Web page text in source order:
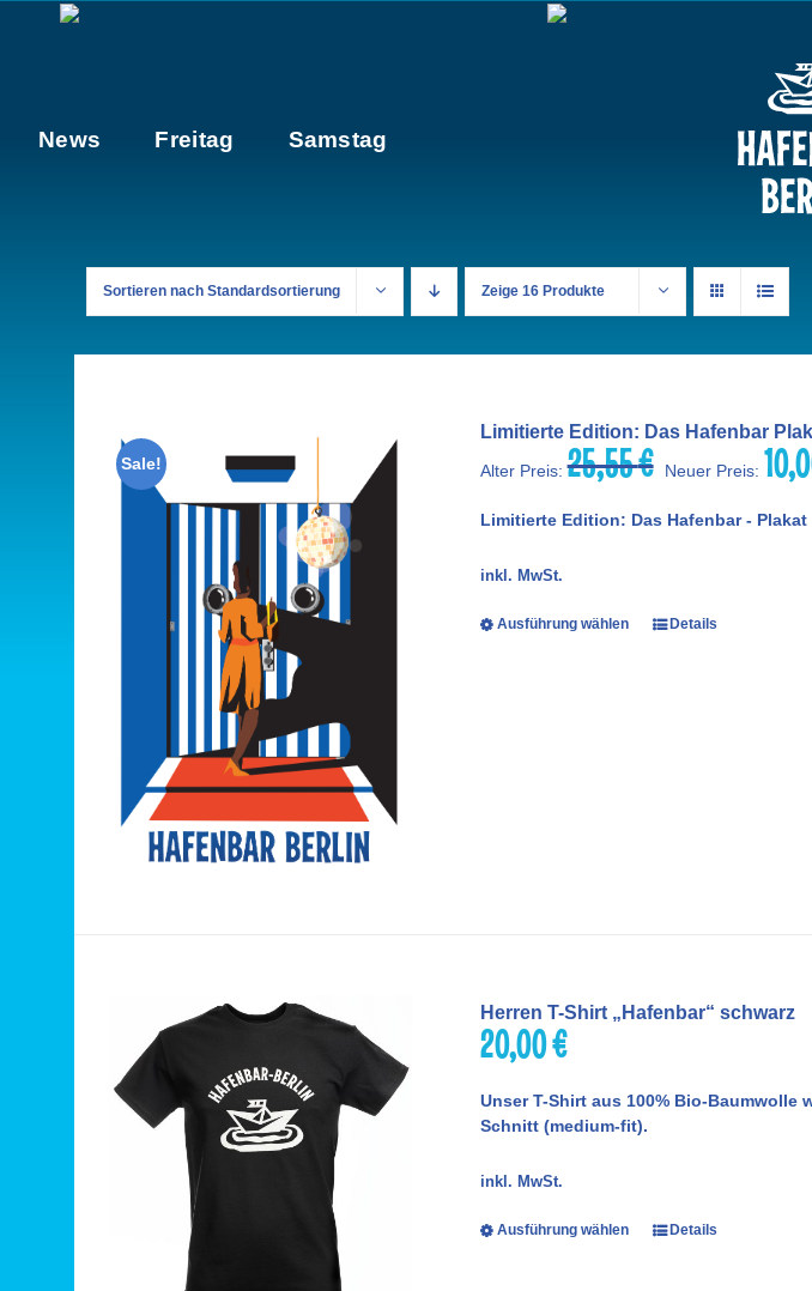
News Freitag Samstag
Sortieren nach Standardsortierung Zeige 16 Produkte
Sale!
Limitierte Edition: Das Hafenbar
Alter Preis: 25,55€
Ursprünglicher
war:
Neuer Preis:
Limitierte Edition: Das Hafenbar - Plakat
inkl. MwSt.
Ausführung wählen Details
Herren T-Shirt „Hafenbar“ schwarz
20,00€
Unser T-Shirt aus 100% Bio-
Schnitt (medium-fit).
inkl. MwSt.
Ausführung wählen Details